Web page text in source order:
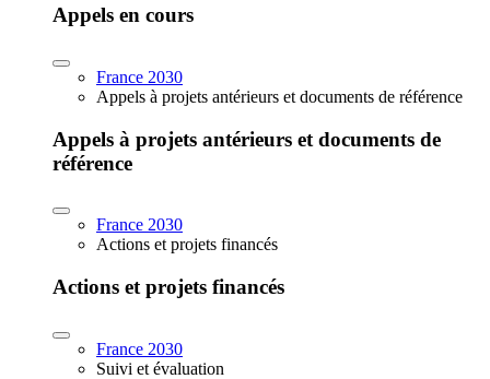
Appels en cours
France 2030
Appels à projets antérieurs et documents de référence
Appels à projets antérieurs et documents de
référence
France 2030
Actions et projets financés
Actions et projets financés
France 2030
Suivi et évaluation